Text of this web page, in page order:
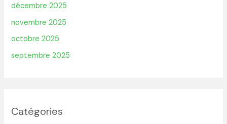
décembre 2025
novembre 2025
octobre 2025
septembre 2025
Catégories